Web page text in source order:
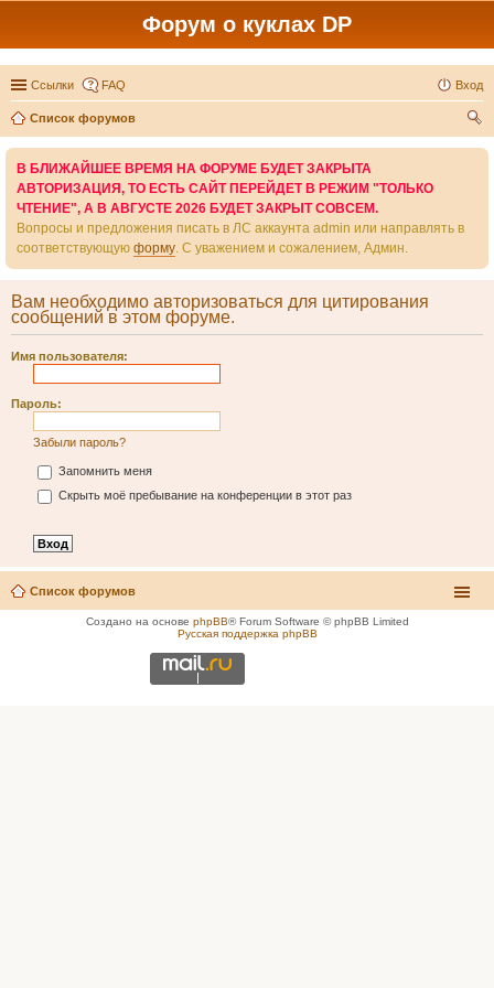
Форум о куклах DP
Ссылки FAQ Вход
Список форумов
В БЛИЖАЙШЕЕ ВРЕМЯ НА ФОРУМЕ БУДЕТ ЗАКРЫТА
АВТОРИЗАЦИЯ, ТО ЕСТЬ САЙТ ПЕРЕЙДЕТ В РЕЖИМ "ТОЛЬКО
ЧТЕНИЕ", А В АВГУСТЕ 2026 БУДЕТ ЗАКРЫТ СОВСЕМ.
Вопросы и предложения писать в ЛС аккаунта admin или направлять в
соответствующую форму. С уважением и сожалением, Админ.
Вам необходимо авторизоваться для цитирования
сообщений в этом форуме.
Имя пользователя:
Пароль:
Забыли пароль?
Запомнить меня
Скрыть моё пребывание на конференции в этот раз
Список форумов
Создано на основе phpBB® Forum Software © phpBB Limited
Русская поддержка phpBB